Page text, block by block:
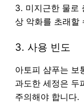
3. 미지근한 물로
상 악화를 초래할
3. 사용 빈도
아토피 샴푸는 보
과도한 세정은 두
주의해야 합니다.